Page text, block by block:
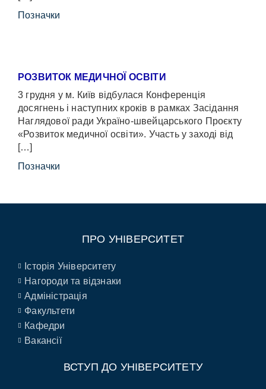
Позначки
РОЗВИТОК МЕДИЧНОЇ ОСВІТИ
3 грудня у м. Київ відбулася Конференція
досягнень і наступних кроків в рамках Засідання
Наглядової ради Україно-швейцарського Проєкту
«Розвиток медичної освіти». Участь у заході від
[…]
Позначки
ПРО УНІВЕРСИТЕТ
Історія Університету
Нагороди та відзнаки
Адміністрація
Факультети
Кафедри
Вакансії
ВСТУП ДО УНІВЕРСИТЕТУ